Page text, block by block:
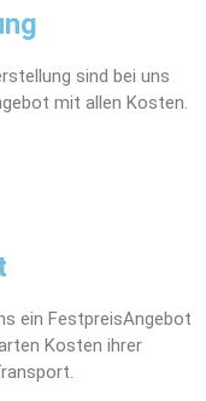
sind bei uns
mit allen Kosten.
ein FestpreisAngebot
Kosten ihrer